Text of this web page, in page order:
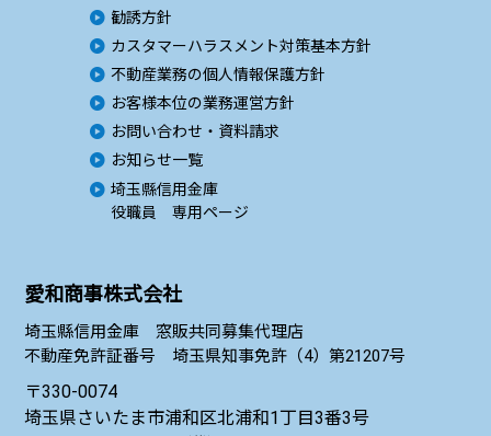
愛和商事株式会社
埼玉縣信用金庫 窓販共同募集代理店
不動産免許証番号 埼玉県知事免許（4）第21207号
〒330-0074
埼玉県さいたま市浦和区北浦和1丁目3番3号
勧誘方針
カスタマーハラスメント対策基本方針
不動産業務の個人情報保護方針
お客様本位の業務運営方針
お問い合わせ・資料請求
お知らせ一覧
埼玉縣信用金庫
役職員 専用ページ